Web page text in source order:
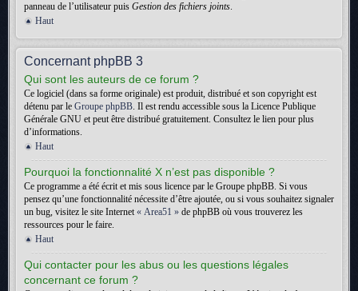
panneau de l’utilisateur puis Gestion des fichiers joints.
Haut
Concernant phpBB 3
Qui sont les auteurs de ce forum ?
Ce logiciel (dans sa forme originale) est produit, distribué et son copyright est
détenu par le Groupe phpBB. Il est rendu accessible sous la Licence Publique
Générale GNU et peut être distribué gratuitement. Consultez le lien pour plus
d’informations.
Haut
Pourquoi la fonctionnalité X n’est pas disponible ?
Ce programme a été écrit et mis sous licence par le Groupe phpBB. Si vous
pensez qu’une fonctionnalité nécessite d’être ajoutée, ou si vous souhaitez signaler
un bug, visitez le site Internet« Area51 » de phpBB où vous trouverez les
ressources pour le faire.
Haut
Qui contacter pour les abus ou les questions légales
concernant ce forum ?